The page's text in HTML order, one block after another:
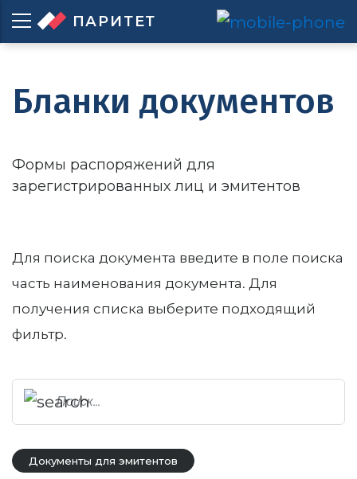
ПАРИТЕТ
Бланки документов
Формы распоряжений для
зарегистрированных лиц и эмитентов
Для поиска документа введите в поле поиска
часть наименования документа. Для
получения списка выберите подходящий
фильтр.
Документы для эмитентов